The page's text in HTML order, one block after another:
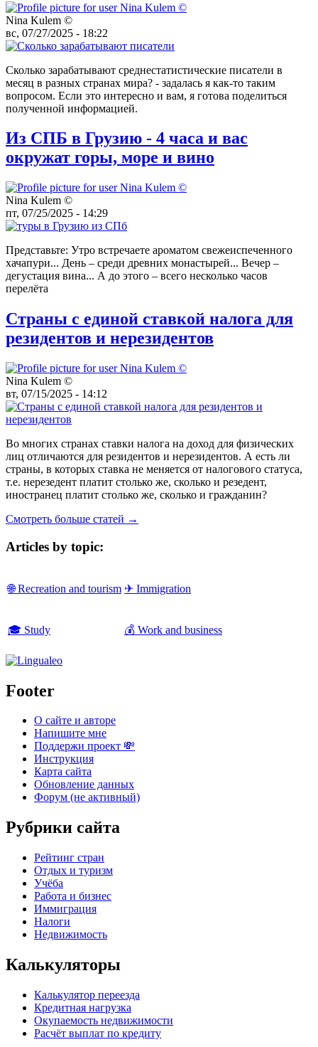
Nina Kulem ©️
вс, 07/27/2025 - 18:22
Сколько зарабатывают среднестатистические писатели в
месяц в разных странах мира? - задалась я как-то таким
вопросом. Если это интересно и вам, я готова поделиться
полученной информацией.
Из СПБ в Грузию - 4 часа и вас
окружат горы, море и вино
Nina Kulem ©️
пт, 07/25/2025 - 14:29
Представьте: Утро встречаете ароматом свежеиспеченного
хачапури... День – среди древних монастырей... Вечер –
дегустация вина... А до этого – всего несколько часов
перелёта
Страны с единой ставкой налога для
резидентов и нерезидентов
Nina Kulem ©️
вт, 07/15/2025 - 14:12
Во многих странах ставки налога на доход для физических
лиц отличаются для резидентов и нерезидентов. А есть ли
страны, в которых ставка не меняется от налогового статуса,
т.е. нерезедент платит столько же, сколько и резедент,
иностранец платит столько же, сколько и гражданин?
Смотреть больше статей →
Articles by topic:
🌐 Recreation and tourism ✈ Immigration
🎓 Study 💰 Work and business
Footer
О сайте и авторе
Напишите мне
Поддержи проект 💸
Инструкция
Карта сайта
Обновление данных
Форум (не активный)
Рубрики сайта
Рейтинг стран
Отдых и туризм
Учёба
Работа и бизнес
Иммиграция
Налоги
Недвижимость
Калькуляторы
Калькулятор переезда
Кредитная нагрузка
Окупаемость недвижимости
Расчёт выплат по кредиту